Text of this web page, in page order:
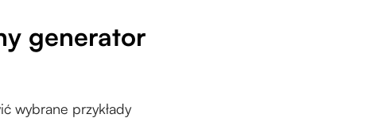
generator
wybrane przykłady